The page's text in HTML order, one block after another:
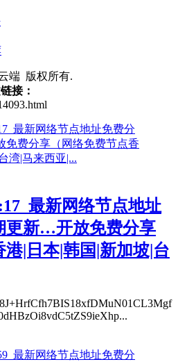
端 版权所有.
接：
最新网络节点地址
新…开放免费分享
港|日本|韩国|新加坡|台